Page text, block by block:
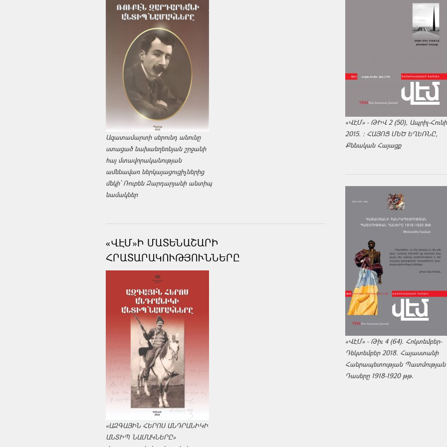
Ազատամարտի սերունդ անունը
ստացած նախաեղեռնյան շրջանի
հայ մտավորականության
ամենավառ ներկայացուցիչներից
մեկի՝ Ռուբեն Զարդարյանի անտիպ
նամակներ
«ՎԷՄ»Ի ՄԱՏԵՆԱՇԱՐԻ
ՀՐԱՏԱՐԱԿՈՒԹՅՈՒՆՆԵՐԸ
«ԱԶԳԱՅԻՆ ՀԵՐՈՍ ԱՆԴՐԱՆԻԿԻ
ԱՆՏԻՊ ՆԱՄԱԿՆԵՐԸ»
«ՎԷՄ» - ԹԻՎ 2 (50), Ապրիլ-
2015. : ՀԱՅՈՑ ՄԵԾ ԵՂԵՌՆԸ,
Քննական Հայացք
«ՎԷՄ» - Թիւ 4 (64). Հոկտեմբեր-
Դեկտեմբեր 2018. Հայաստանի
Հանրապետության Պատմության
Դասերը 1918-1920 թթ.